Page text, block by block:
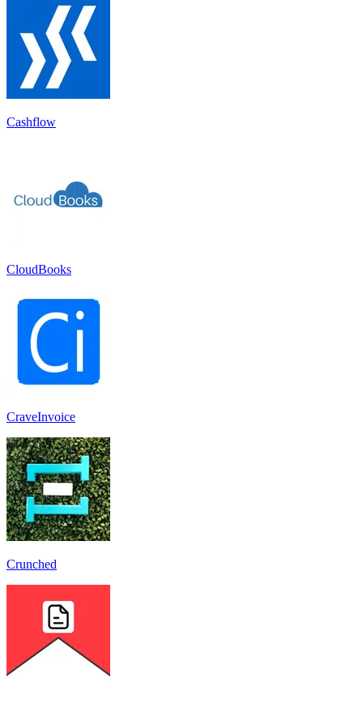
Cashflow
CloudBooks
CraveInvoice
Crunched